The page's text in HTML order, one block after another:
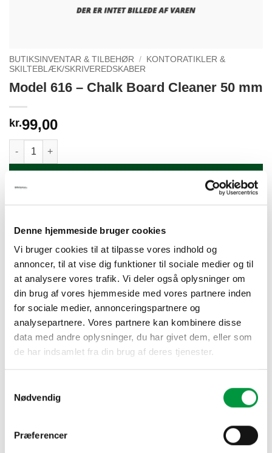
Denne hjemmeside bruger cookies
Vi bruger cookies til at tilpasse vores indhold og
annoncer, til at vise dig funktioner til sociale medier og til
at analysere vores trafik. Vi deler også oplysninger om
din brug af vores hjemmeside med vores partnere inden
for sociale medier, annonceringspartnere og
analysepartnere. Vores partnere kan kombinere disse
data med andre oplysninger, du har givet dem, eller som
de har indsamlet fra din brug af deres tjenester.
Nødvendig
Præferencer
BUTIKSINVENTAR & TILBEHØR /
KONTORATIKLER &
SKILTEBLÆK/SKRIVEREDSKABER
Model 616 – Chalk Board Cleaner 50 mm
kr.99,00
Model 616 - Chalk Board Cleaner 50 mm antal
BESKRIVELSE
YDERLIGERE INFORMATION
Ved større køb, eller køb af flere produkter, venligst kontakt
os for tilbud.